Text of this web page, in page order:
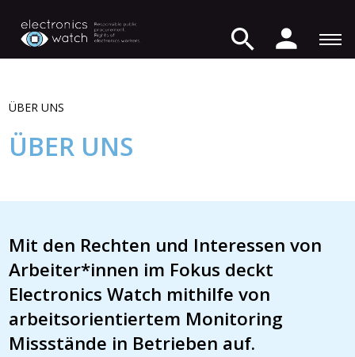
ÜBER UNS
ÜBER UNS
Mit den Rechten und Interessen von
Arbeiter*innen im Fokus deckt
Electronics Watch mithilfe von
arbeitsorientiertem Monitoring
Missstände in Betrieben auf.